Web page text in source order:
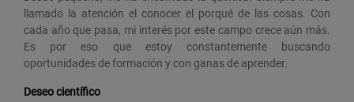
llamado la atención el conocer el porqué de las cosas. Con
cada año que pasa, mi interés por este campo crece aún más.
Es por eso que estoy constantemente buscando
oportunidades de formación y con ganas de aprender.
Deseo científico